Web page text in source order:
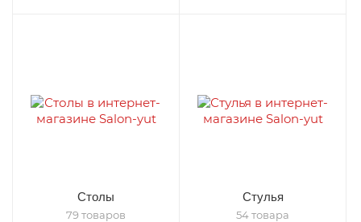
Столы
79 товаров
Стулья
54 товара